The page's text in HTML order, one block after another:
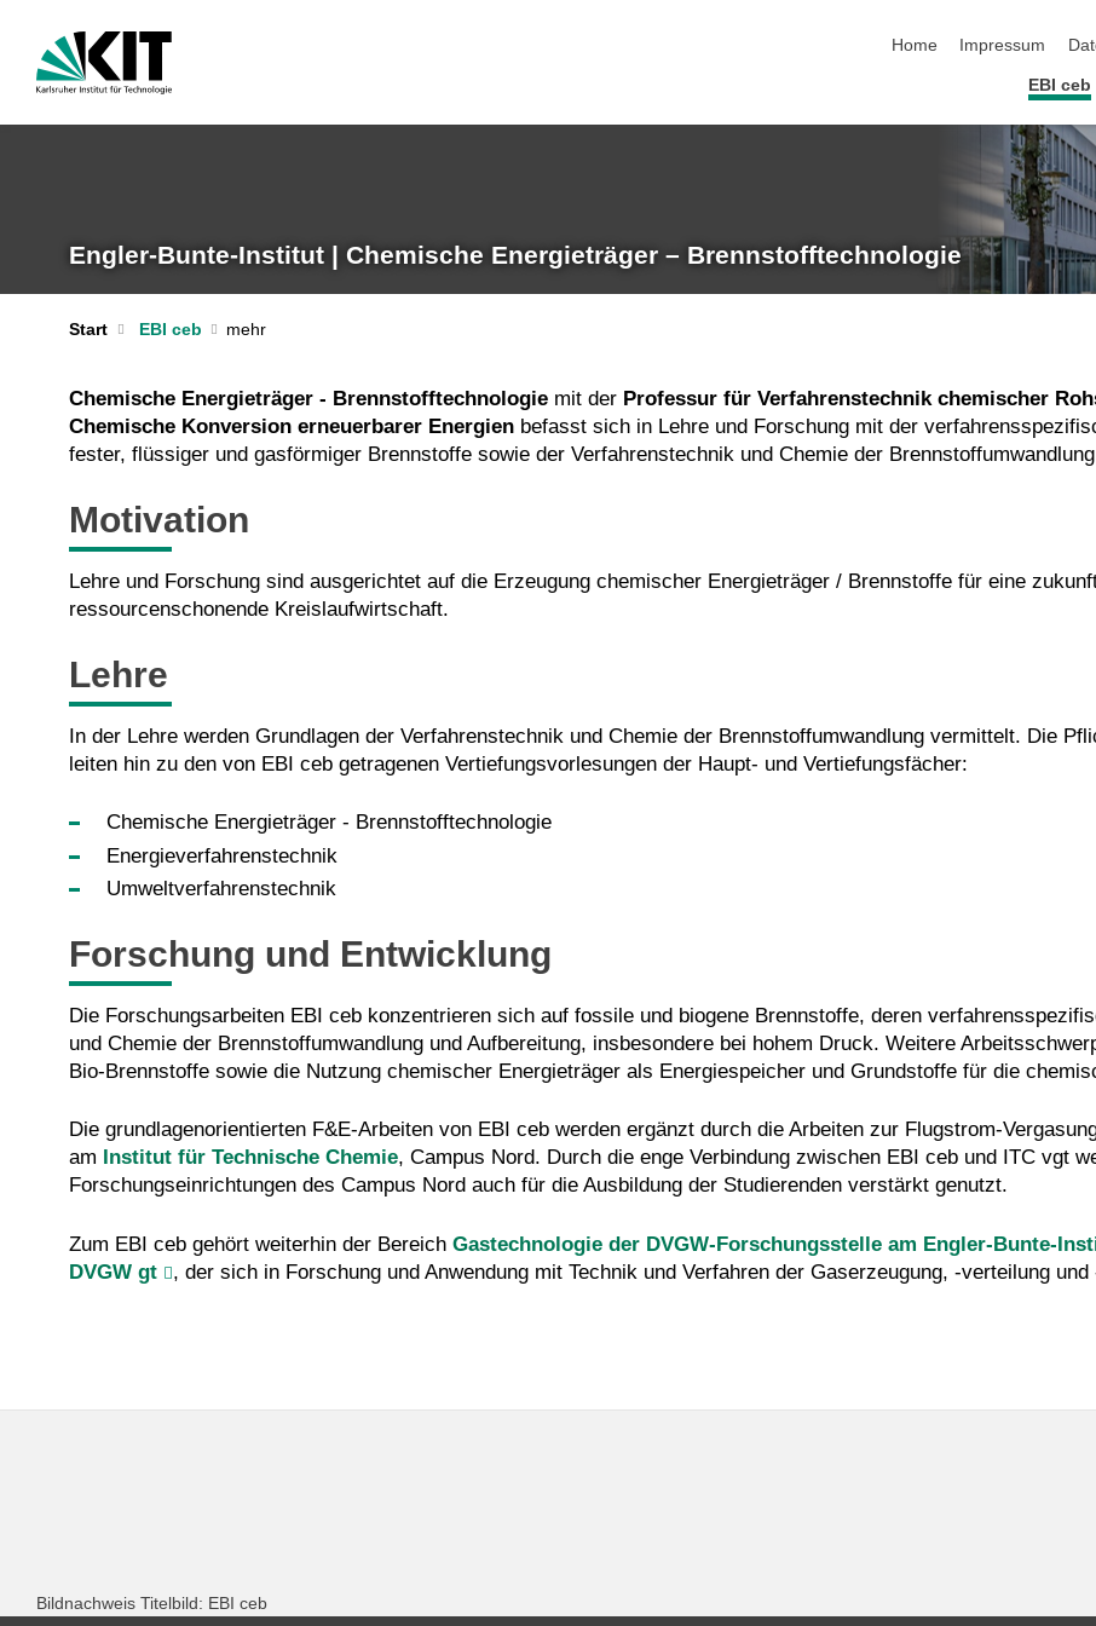
Home
Impressum
EBI ceb
Engler-Bunte-Institut | Chemische Energieträger – Brennstofftechnologie
Start EBI ceb
Chemische Energieträger - Brennstofftechnologie mit der Professur für Verfahrenstechnik chemischer
Chemische Konversion erneuerbarer Energien befasst sich in Lehre und Forschung mit der
fester, flüssiger und gasförmiger Brennstoffe sowie der Verfahrenstechnik und Chemie der
Motivation
Lehre und Forschung sind ausgerichtet auf die Erzeugung chemischer Energieträger / Brennstoffe für eine
ressourcenschonende Kreislaufwirtschaft.
Lehre
In der Lehre werden Grundlagen der Verfahrenstechnik und Chemie der Brennstoffumwandlung vermittelt. Die
leiten hin zu den von EBI ceb getragenen Vertiefungsvorlesungen der Haupt- und Vertiefungsfächer:
Chemische Energieträger - Brennstofftechnologie
Energieverfahrenstechnik
Umweltverfahrenstechnik
Forschung und Entwicklung
Die Forschungsarbeiten EBI ceb konzentrieren sich auf fossile und biogene Brennstoffe, deren
und Chemie der Brennstoffumwandlung und Aufbereitung, insbesondere bei hohem Druck. Weitere
Bio-Brennstoffe sowie die Nutzung chemischer Energieträger als Energiespeicher und Grundstoffe für die
Die grundlagenorientierten F&E-Arbeiten von EBI ceb werden ergänzt durch die Arbeiten zur Flugstrom-
am
Institut für Technische Chemie, Campus Nord. Durch die enge Verbindung zwischen EBI ceb und ITC vgt
Forschungseinrichtungen des Campus Nord auch für die Ausbildung der Studierenden verstärkt genutzt.
Zum EBI ceb gehört weiterhin der Bereich Gastechnologie der DVGW-Forschungsstelle am Engler-Bunte-
DVGW gt
, der sich in Forschung und Anwendung mit Technik und Verfahren der Gaserzeugung, -verteilung
Bildnachweis Titelbild: EBI ceb